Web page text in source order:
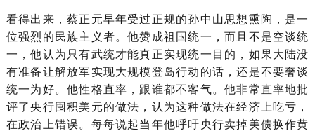
看得出来，蔡正元早年受过正规的孙中山思想熏陶，是一
位强烈的民族主义者。他赞成祖国统一 ，而且不是空谈统
一，他认为只有武统才能真正实现统一目的，如果大陆没
有准备让解放军实现大规模登岛行动的话，还是不要奢谈
统一为好。他性格直率，跟谁都不客气。他非常直率地批
评了央行囤积美元的做法，认为这种做法在经济上吃亏，
在政治上错误。每每说起当年他呼吁央行卖掉美债换作黄